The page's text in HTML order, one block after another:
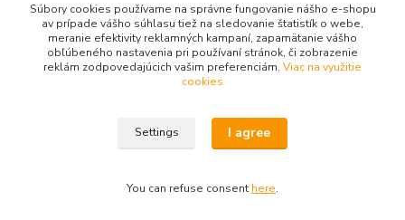
+421 915 709 534
(Mo-Fri, 9-17 hod.) or Whatsap 24/7
skifi.space@gmail.com
Súbory cookies používame na správne fungovanie nášho e-shopu
av prípade vášho súhlasu tiež na sledovanie štatistík o webe,
meranie efektivity reklamných kampaní, zapamätanie vášho
obľúbeného nastavenia pri používaní stránok, či zobrazenie
reklám zodpovedajúcich vašim preferenciám. Viac na využitie
cookies
Settings I agree
You can refuse consent here.